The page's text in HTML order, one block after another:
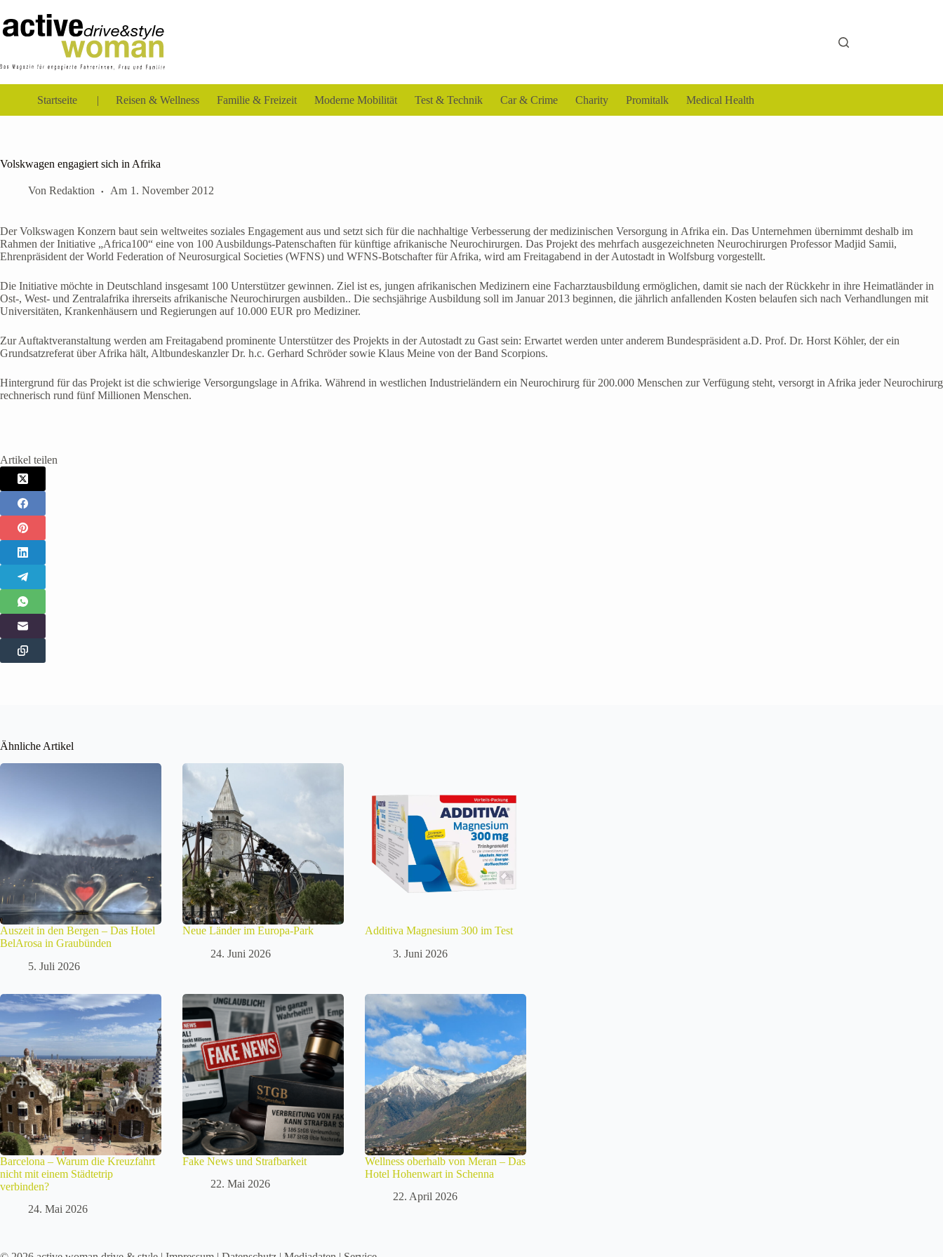
Inhalt
springen
Startseite Reisen & Wellness Familie & Freizeit Moderne Mobilität Test & Technik Car & Crime Charity Promitalk Medical Health
Volskwagen engagiert sich in Afrika
Von Redaktion Am 1. November 2012
Der Volkswagen Konzern baut sein weltweites soziales Engagement aus und setzt sich für die nachhaltige Verbesserung der medizinischen Versorgung in Afrika ein. Das Unternehmen übernimmt deshalb im
Rahmen der Initiative „Africa100“ eine von 100 Ausbildungs-Patenschaften für künftige afrikanische Neurochirurgen. Das Projekt des mehrfach ausgezeichneten Neurochirurgen Professor Madjid Samii,
Ehrenpräsident der World Federation of Neurosurgical Societies (WFNS) und WFNS-Botschafter für Afrika, wird am Freitagabend in der Autostadt in Wolfsburg vorgestellt.
Die Initiative möchte in Deutschland insgesamt 100 Unterstützer gewinnen. Ziel ist es, jungen afrikanischen Medizinern eine Facharztausbildung ermöglichen, damit sie nach der Rückkehr in ihre Heimatländer in
Ost-, West- und Zentralafrika ihrerseits afrikanische Neurochirurgen ausbilden.. Die sechsjährige Ausbildung soll im Januar 2013 beginnen, die jährlich anfallenden Kosten belaufen sich nach Verhandlungen mit
Universitäten, Krankenhäusern und Regierungen auf 10.000 EUR pro Mediziner.
Zur Auftaktveranstaltung werden am Freitagabend prominente Unterstützer des Projekts in der Autostadt zu Gast sein: Erwartet werden unter anderem Bundespräsident a.D. Prof. Dr. Horst Köhler, der ein
Grundsatzreferat über Afrika hält, Altbundeskanzler Dr. h.c. Gerhard Schröder sowie Klaus Meine von der Band Scorpions.
Hintergrund für das Projekt ist die schwierige Versorgungslage in Afrika. Während in westlichen Industrieländern ein Neurochirurg für 200.000 Menschen zur Verfügung steht, versorgt in Afrika jeder Neurochirurg
rechnerisch rund fünf Millionen Menschen.
Artikel teilen
Ähnliche Artikel
Auszeit in den Bergen – Das Hotel
BelArosa in Graubünden
5. Juli 2026
Neue Länder im Europa-Park
24. Juni 2026
Additiva Magnesium 300 im Test
3. Juni 2026
Barcelona – Warum die Kreuzfahrt
nicht mit einem Städtetrip
verbinden?
24. Mai 2026
Fake News und Strafbarkeit
22. Mai 2026
Wellness oberhalb von Meran – Das
Hotel Hohenwart in Schenna
22. April 2026